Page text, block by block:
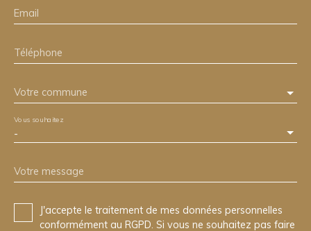
Email
Téléphone
Votre commune
-
Vous souhaitez
Votre message
J'accepte le traitement de mes données personnelles
conformément au RGPD. Si vous ne souhaitez pas faire